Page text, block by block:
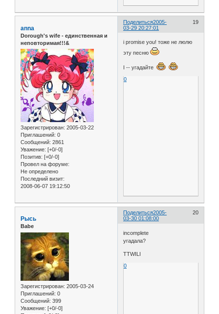
Поделиться 19
2005-
03-29 20:27:01
anna
Dorough's wife - единственная и
неповторимая!!!&
Зарегистрирован: 2005-03-22
Приглашений: 0
Сообщений: 2861
Уважение: [+0/-0]
Позитив: [+0/-0]
Провел на форуме:
Не определено
Последний визит:
2008-06-07 19:12:50
i promise you! тоже не люлю
эту песню
I -- угадайте
0
Поделиться 20
2005-
03-30 01:08:00
Рысь
Babe
Зарегистрирован: 2005-03-24
Приглашений: 0
Сообщений: 399
Уважение: [+0/-0]
incomplete
угадала?
TTWILI
0